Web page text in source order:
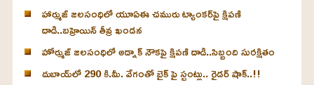
హార్ముజ్ జలసంధిలో యూఏఈ చమురు ట్యాంకర్‌పై క్షిపణి
దాడి..బహ్రెయిన్ తీవ్ర ఖండన
హోర్ముజ్ జలసంధిలో అడ్నాక్ నౌకపై క్షిపణి దాడి..సిబ్బంది సురక్షితం
దుబాయ్‌లో 290 కి.మీ. వేగంతో బైక్‌ పై స్టంట్లు.. రైడర్ షాక్..!!